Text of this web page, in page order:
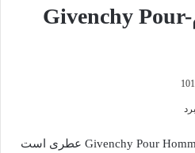
جیوانچی پورهوم-Givenchy Pour
101
عطر ادکلن جیوانچی پورهوم-Givenchy Pour Homme عطری است